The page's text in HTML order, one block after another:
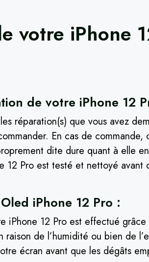
votre iPhone
de votre iPhone 12
réparation(s) que vous avez
En cas de
dite dure quant à elle
12 Pro est testé et nettoyé
iPhone 12 Pro :
iPhone 12 Pro est effectué
de l’humidité ou bien de
écran avant que les dégâts